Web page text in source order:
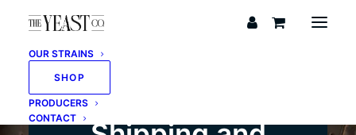
OUR STRAINS
SHOP
PRODUCERS
CONTACT